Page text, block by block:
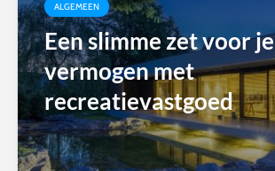
ALGEMEEN
Een slimme zet voor je
vermogen met
recreatievastgoed